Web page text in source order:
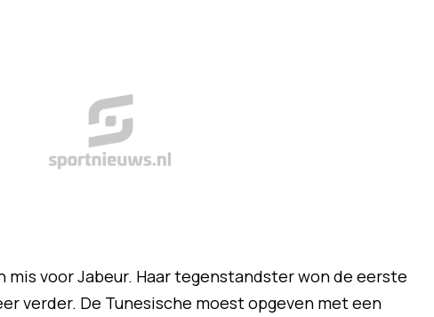
voor Jabeur. Haar tegenstandster won de eerste
verder. De Tunesische moest opgeven met een